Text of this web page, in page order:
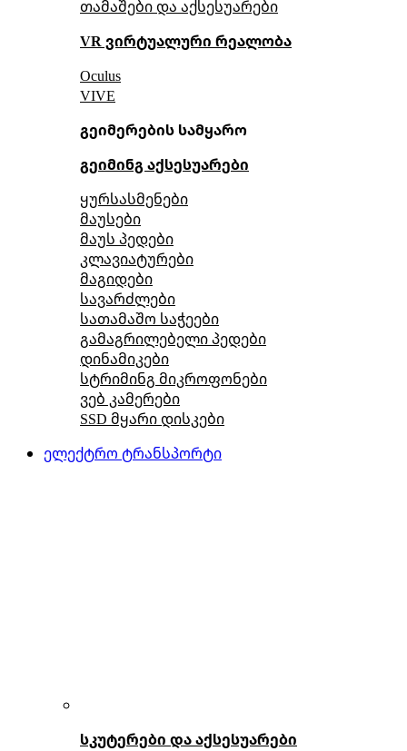
თამაშები და აქსესუარები
VR ვირტუალური რეალობა
Oculus
VIVE
გეიმერების სამყარო
გეიმინგ აქსესუარები
ყურსასმენები
მაუსები
მაუს პედები
კლავიატურები
მაგიდები
სავარძლები
სათამაშო საჭეები
გამაგრილებელი პედები
დინამიკები
სტრიმინგ მიკროფონები
ვებ კამერები
SSD მყარი დისკები
ელექტრო ტრანსპორტი
სკუტერები და აქსესუარები